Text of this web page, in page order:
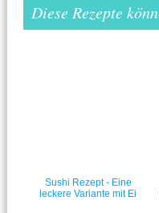
Diese Rezepte
Sushi Rezept - Eine
leckere Variante mit Ei